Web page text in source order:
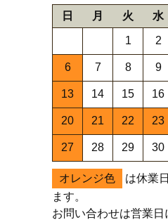
日 月 火 水
1 2
6 7 8 9
13 14 15 16
20 21 22 23
27 28 29 30
オレンジ色
は休業
ます。
お問い合わせは営業日